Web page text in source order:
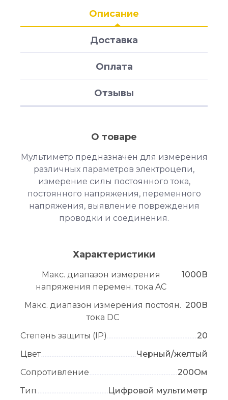
Описание
Доставка
Оплата
Отзывы
О товаре
Мультиметр предназначен для измерения
различных параметров электроцепи,
измерение силы постоянного тока,
постоянного напряжения, переменного
напряжения, выявление повреждения
проводки и соединения.
Характеристики
Макс. диапазон измерения
напряжения перемен. тока AC
1000В
Макс. диапазон измерения постоян.
тока DC
200В
Степень защиты (IP)
20
Цвет
Черный/желтый
Сопротивление
200Ом
Тип
Цифровой мультиметр